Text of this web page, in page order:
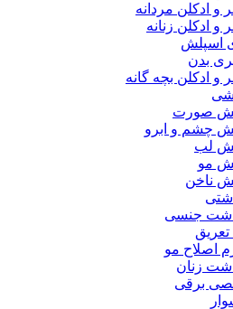
و ادکلن مردانه
و ادکلن زنانه
اسپلش
بدن
و ادکلن بچه گانه
صورت
چشم و ابرو
لب
مو
ناخن
جنسی
اصلاح مو
زنان
برقی